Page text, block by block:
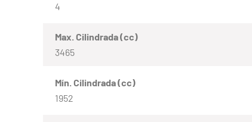
4
Max. Cilindrada (cc)
3465
Mín. Cilindrada (cc)
1952